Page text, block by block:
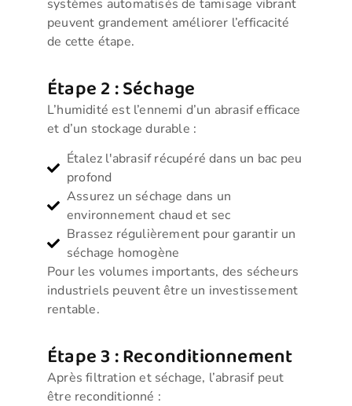
systèmes automatisés de tamisage vibrant
peuvent grandement améliorer l’efficacité
de cette étape.
Étape 2 : Séchage
L’humidité est l’ennemi d’un abrasif efficace
et d’un stockage durable :
Étalez l'abrasif récupéré dans un bac peu
profond
Assurez un séchage dans un
environnement chaud et sec
Brassez régulièrement pour garantir un
séchage homogène
Pour les volumes importants, des sécheurs
industriels peuvent être un investissement
rentable.
Étape 3 : Reconditionnement
Après filtration et séchage, l’abrasif peut
être reconditionné :